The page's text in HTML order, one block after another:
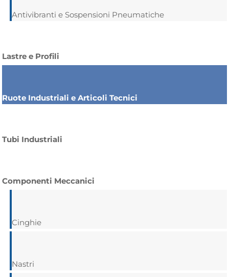
Antivibranti e Sospensioni Pneumatiche
Lastre e Profili
Ruote Industriali e Articoli Tecnici
Tubi Industriali
Componenti Meccanici
Cinghie
Nastri